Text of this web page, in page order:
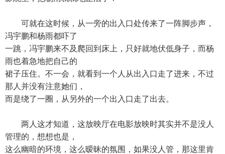
可就在这时候，从一旁的出入口处传来了一阵脚步声，
冯宇鹏和杨雨都吓了
一跳，冯宇鹏来不及爬回到床上，只好就地伏低身子，而杨
雨也着急地把自己的
裙子压住。不一会，就看到一个人从出入口走了进来，不过
那人并没有注意她们，
而是绕了一圈，从另外的一个出入口走了出去。
两人这才知道，这放映厅在电影放映时其实并不是没人
管理的，想想也是，
这么幽暗的环境，这么暧昧的氛围，如果没人管，那这里肯